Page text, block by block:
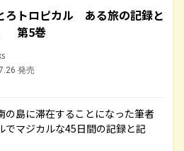
ろトロピカル ある旅の記録と
第5巻
発売
の島に滞在することになった筆者
でマジカルな45日間の記録と記